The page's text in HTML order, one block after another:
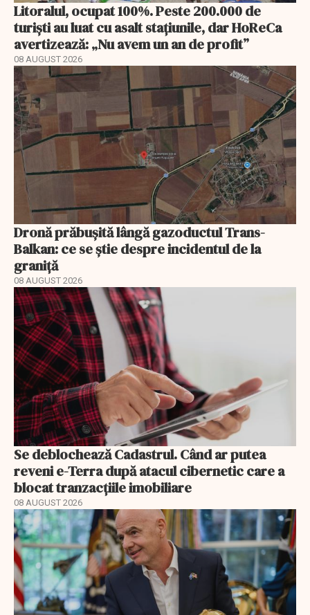
Litoralul, ocupat 100%. Peste 200.000 de
turiști au luat cu asalt stațiunile, dar HoReCa
avertizează: „Nu avem un an de profit”
08 AUGUST 2026
Dronă prăbușită lângă gazoductul Trans-
Balkan: ce se știe despre incidentul de la
graniță
08 AUGUST 2026
Se deblochează Cadastrul. Când ar putea
reveni e-Terra după atacul cibernetic care a
blocat tranzacțiile imobiliare
08 AUGUST 2026